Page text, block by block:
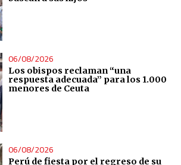
06/08/2026
Los obispos reclaman “una
respuesta adecuada” para los 1.000
menores de Ceuta
06/08/2026
Perú de fiesta por el regreso de su